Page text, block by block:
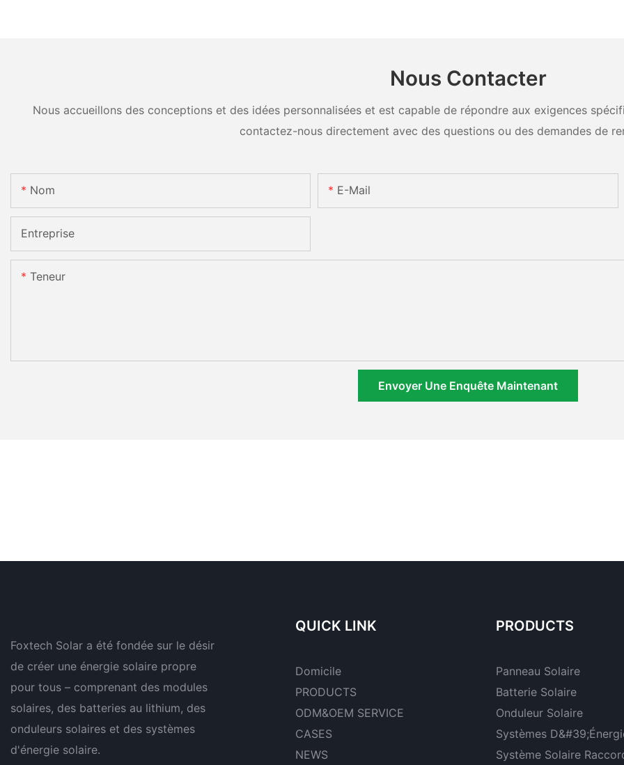
Nous Contacter
Nous accueillons des conceptions et des idées personnalisées et est capable de répondre aux exigences
contactez-nous directement avec des questions ou des demandes de
Nom E-Mail
Entreprise
Teneur
Envoyer Une Enquête Maintenant
Foxtech Solar a été fondée sur le désir
de créer une énergie solaire propre
pour tous – comprenant des modules
solaires, des batteries au lithium, des
onduleurs solaires et des systèmes
d'énergie solaire.
QUICK LINK
Domicile
PRODUCTS
ODM&OEM SERVICE
CASES
NEWS
PRODUCTS
Panneau Solaire
Batterie Solaire
Onduleur Solaire
Systèmes
Système Solaire